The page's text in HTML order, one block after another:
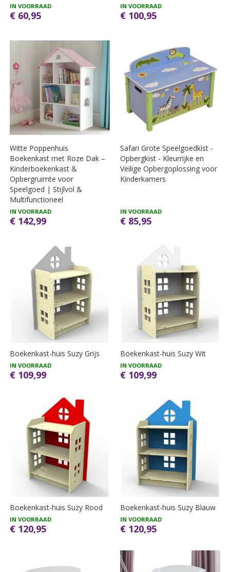
IN VOORRAAD
€ 60,95
IN VOORRAAD
€ 100,95
Witte Poppenhuis
Boekenkast met Roze Dak –
Kinderboekenkast &
Opbergruimte voor
Speelgoed | Stijlvol &
Multifunctioneel
IN VOORRAAD
€ 142,99
Safari Grote Speelgoedkist -
Opbergkist - Kleurrijke en
Veilige Opbergoplossing voor
Kinderkamers
IN VOORRAAD
€ 85,95
Boekenkast-huis Suzy Grijs
IN VOORRAAD
€ 109,99
Boekenkast-huis Suzy Wit
IN VOORRAAD
€ 109,99
Boekenkast-huis Suzy Rood
IN VOORRAAD
€ 120,95
Boekenkast-huis Suzy Blauw
IN VOORRAAD
€ 120,95